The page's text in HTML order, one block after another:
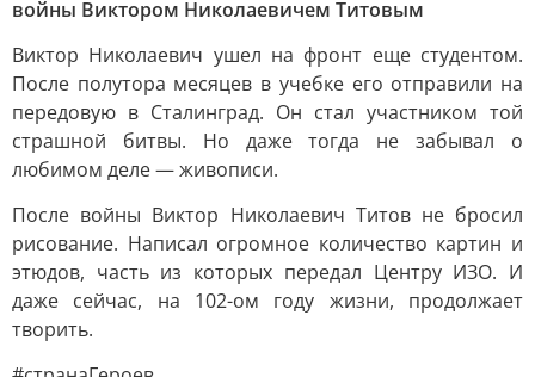
войны Виктором Николаевичем Титовым
Виктор Николаевич ушел на фронт еще студентом.
После полутора месяцев в учебке его отправили на
передовую в Сталинград. Он стал участником той
страшной битвы. Но даже тогда не забывал о
любимом деле — живописи.
После войны Виктор Николаевич Титов не бросил
рисование. Написал огромное количество картин и
этюдов, часть из которых передал Центру ИЗО. И
даже сейчас, на 102-ом году жизни, продолжает
творить.